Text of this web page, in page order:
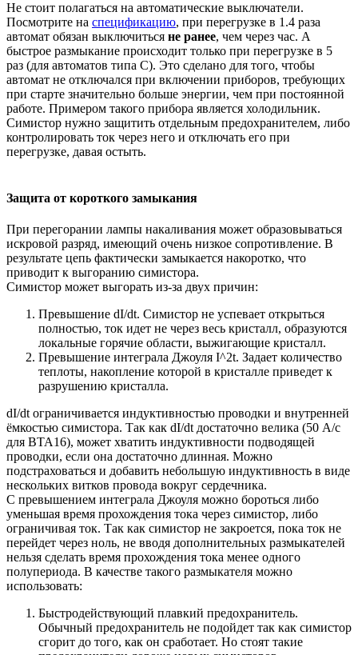
Не стоит полагаться на автоматические выключатели.
Посмотрите на спецификацию, при перегрузке в 1.4 раза
автомат обязан выключиться не ранее, чем через час. А
быстрое размыкание происходит только при перегрузке в 5
раз (для автоматов типа C). Это сделано для того, чтобы
автомат не отключался при включении приборов, требующих
при старте значительно больше энергии, чем при постоянной
работе. Примером такого прибора является холодильник.
Симистор нужно защитить отдельным предохранителем, либо
контролировать ток через него и отключать его при
перегрузке, давая остыть.
Защита от короткого замыкания
При перегорании лампы накаливания может образовываться
искровой разряд, имеющий очень низкое сопротивление. В
результате цепь фактически замыкается накоротко, что
приводит к выгоранию симистора.
Симистор может выгорать из-за двух причин:
Превышение dI/dt. Симистор не успевает открыться
полностью, ток идет не через весь кристалл, образуются
локальные горячие области, выжигающие кристалл.
Превышение интеграла Джоуля I^2t. Задает количество
теплоты, накопление которой в кристалле приведет к
разрушению кристалла.
dI/dt ограничивается индуктивностью проводки и внутренней
ёмкостью симистора. Так как dI/dt достаточно велика (50 А/с
для BTA16), может хватить индуктивности подводящей
проводки, если она достаточно длинная. Можно
подстраховаться и добавить небольшую индуктивность в виде
нескольких витков провода вокруг сердечника.
С превышением интеграла Джоуля можно бороться либо
уменьшая время прохождения тока через симистор, либо
ограничивая ток. Так как симистор не закроется, пока ток не
перейдет через ноль, не вводя дополнительных размыкателей
нельзя сделать время прохождения тока менее одного
полупериода. В качестве такого размыкателя можно
использовать:
Быстродействующий плавкий предохранитель.
Обычный предохранитель не подойдет так как симистор
сгорит до того, как он сработает. Но стоят такие